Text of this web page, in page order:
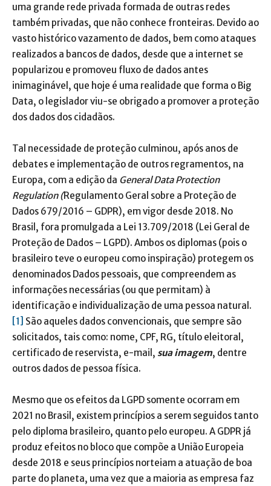
uma grande rede privada formada de outras redes
também privadas, que não conhece fronteiras. Devido ao
vasto histórico vazamento de dados, bem como ataques
realizados a bancos de dados, desde que a internet se
popularizou e promoveu fluxo de dados antes
inimaginável, que hoje é uma realidade que forma o Big
Data, o legislador viu-se obrigado a promover a proteção
dos dados dos cidadãos.
Tal necessidade de proteção culminou, após anos de
debates e implementação de outros regramentos, na
Europa, com a edição da General Data Protection
Regulation(Regulamento Geral sobre a Proteção de
Dados 679/2016 – GDPR), em vigor desde 2018. No
Brasil, fora promulgada a Lei 13.709/2018 (Lei Geral de
Proteção de Dados – LGPD). Ambos os diplomas (pois o
brasileiro teve o europeu como inspiração) protegem os
denominados Dados pessoais, que compreendem as
informações necessárias (ou que permitam) à
identificação e individualização de uma pessoa natural.
[1] São aqueles dados convencionais, que sempre são
solicitados, tais como: nome, CPF, RG, título eleitoral,
certificado de reservista, e-mail, sua imagem, dentre
outros dados de pessoa física.
Mesmo que os efeitos da LGPD somente ocorram em
2021 no Brasil, existem princípios a serem seguidos tanto
pelo diploma brasileiro, quanto pelo europeu. A GDPR já
produz efeitos no bloco que compõe a União Europeia
desde 2018 e seus princípios norteiam a atuação de boa
parte do planeta, uma vez que a maioria as empresa faz